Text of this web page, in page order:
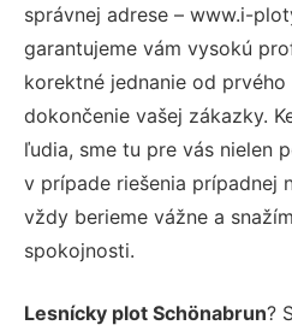
správnej adrese – www.i-
garantujeme vám vysokú
korektné jednanie od
dokončenie vašej zákazky.
ľudia, sme tu pre vás nielen
v prípade riešenia prípadnej
vždy berieme vážne a
spokojnosti.
Lesnícky plot Schönabrun?